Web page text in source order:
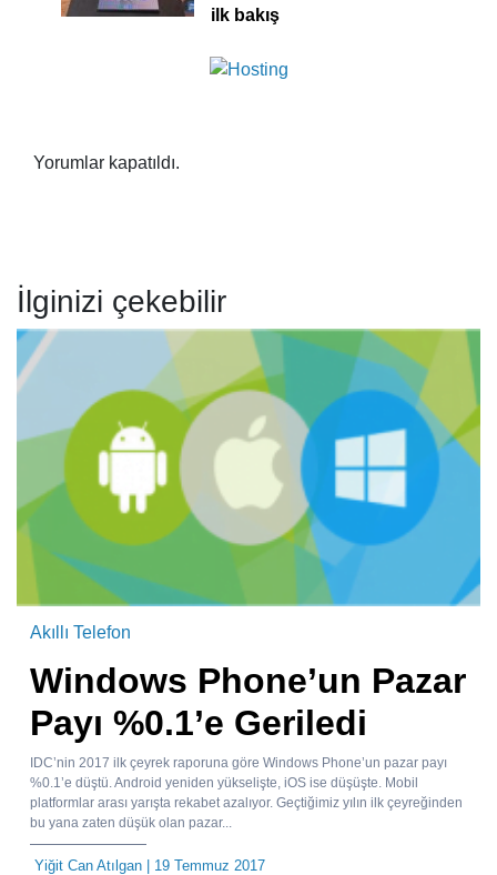
ilk bakış
Yorumlar kapatıldı.
İlginizi çekebilir
Akıllı Telefon
Windows Phone’un Pazar
Payı %0.1’e Geriledi
IDC’nin 2017 ilk çeyrek raporuna göre Windows Phone’un pazar payı
%0.1’e düştü. Android yeniden yükselişte, iOS ise düşüşte. Mobil
platformlar arası yarışta rekabet azalıyor. Geçtiğimiz yılın ilk çeyreğinden
bu yana zaten düşük olan pazar...
Yiğit Can Atılgan | 19 Temmuz 2017